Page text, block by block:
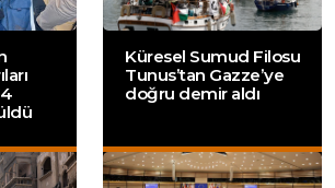
Küresel Sumud Filosu
Tunus’tan Gazze’ye
doğru demir aldı